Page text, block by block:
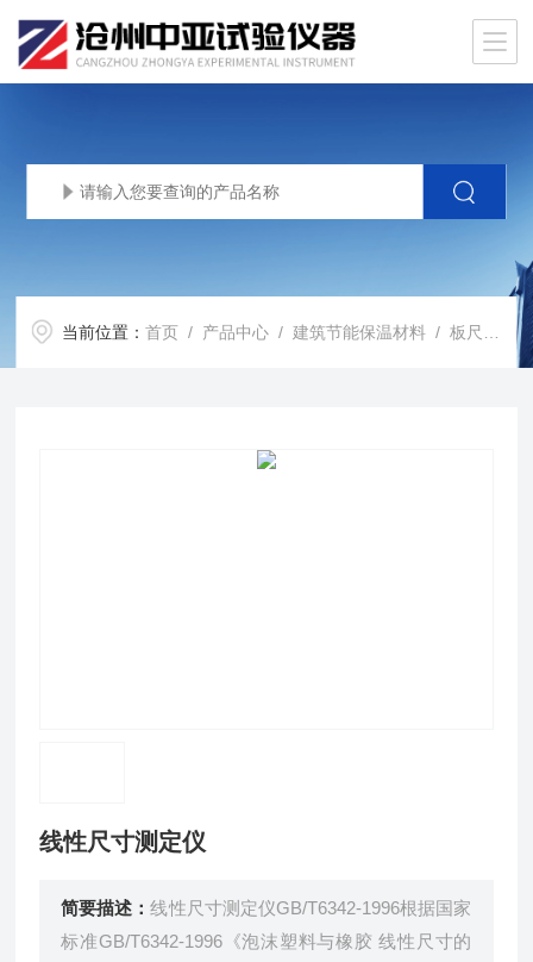
当前位置：首页 / 产品中心 /建筑节能保温材料 /板尺寸稳定性测定仪
线性尺寸测定仪
简要描述：线性尺寸测定仪GB/T6342-1996根据国家
标准GB/T6342-1996《泡沫塑料与橡胶 线性尺寸的